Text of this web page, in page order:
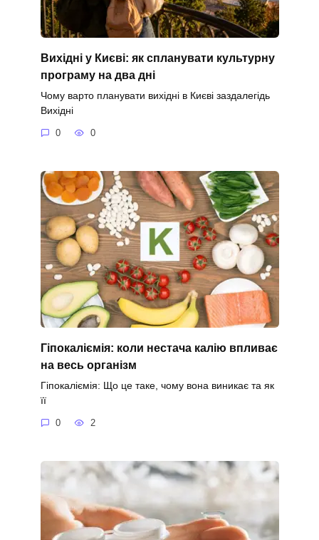
Вихідні у Києві: як спланувати культурну
програму на два дні
Чому варто планувати вихідні в Києві заздалегідь
Вихідні
0 0
Гіпокаліємія: коли нестача калію впливає
на весь організм
Гіпокаліємія: Що це таке, чому вона виникає та як
її
0 2